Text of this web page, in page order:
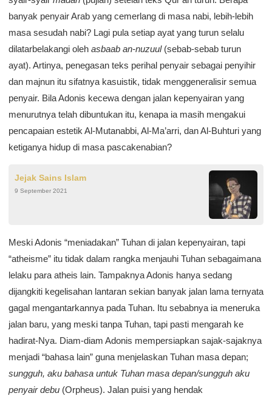
banyak penyair Arab yang cemerlang di masa nabi, lebih-lebih
masa sesudah nabi? Lagi pula setiap ayat yang turun selalu
dilatarbelakangi oleh asbaab an-nuzuul(sebab-sebab turun
ayat). Artinya, penegasan teks perihal penyair sebagai penyihir
dan majnun itu sifatnya kasuistik, tidak menggeneralisir semua
penyair. Bila Adonis kecewa dengan jalan kepenyairan yang
menurutnya telah dibuntukan itu, kenapa ia masih mengakui
pencapaian estetik Al-Mutanabbi, Al-Ma’arri, dan Al-Buhturi yang
ketiganya hidup di masa pascakenabian?
Jejak Sains Islam
9 September 2021
Meski Adonis “meniadakan” Tuhan di jalan kepenyairan, tapi
“atheisme” itu tidak dalam rangka menjauhi Tuhan sebagaimana
lelaku para atheis lain. Tampaknya Adonis hanya sedang
dijangkiti kegelisahan lantaran sekian banyak jalan lama ternyata
gagal mengantarkannya pada Tuhan. Itu sebabnya ia meneruka
jalan baru, yang meski tanpa Tuhan, tapi pasti mengarah ke
hadirat-Nya. Diam-diam Adonis mempersiapkan sajak-sajaknya
menjadi “bahasa lain” guna menjelaskan Tuhan masa depan;
sungguh, aku bahasa untuk Tuhan masa depan/sungguh aku
penyair debu (Orpheus). Jalan puisi yang hendak